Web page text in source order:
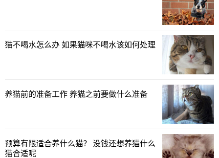
猫不喝水怎么办 如果猫咪不喝水该如何处理
养猫前的准备工作 养猫之前要做什么准备
预算有限适合养什么猫？ 没钱还想养猫什么
猫合适呢